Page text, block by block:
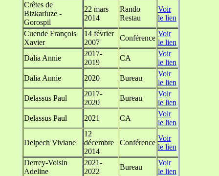
Crêtes de
Bizkarluze -
Gorospil
22 mars
2014
Rando
Restau
Voir
le lien
Cuende François
Xavier
14 février
2007
Conférence
Voir
le lien
Dalia Annie
2017-
2019
CA
Voir
le lien
Dalia Annie
2020 Bureau
Voir
le lien
Delassus Paul
2017-
2020
Bureau
Voir
le lien
Delassus Paul
2021 CA
Voir
le lien
Delpech Viviane
12
décembre
2014
Conférence
Voir
le lien
Derrey-Voisin
Adeline
2021-
2022
Bureau
Voir
le lien